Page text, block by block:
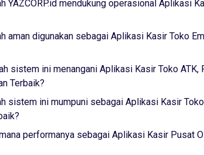
YAZCORP.id mendukung operasional Aplikasi
aman digunakan sebagai Aplikasi Kasir Toko
sistem ini menangani Aplikasi Kasir Toko ATK,
Terbaik?
sistem ini mumpuni sebagai Aplikasi Kasir
performanya sebagai Aplikasi Kasir Pusat